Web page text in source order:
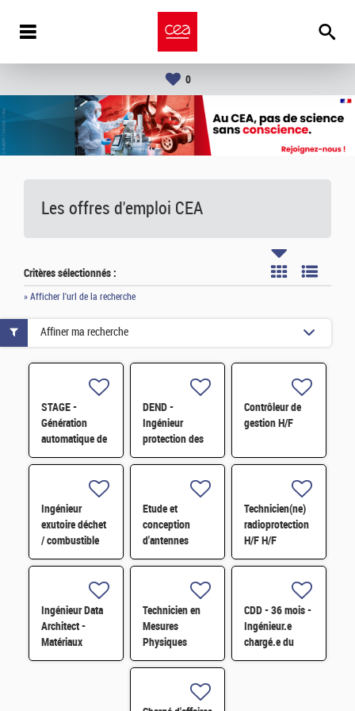
0
Les offres d'emploi CEA
Critères sélectionnés :
» Afficher l'url de la recherche
STAGE -
Génération
automatique de
microstructures
DEND -
Ingénieur
protection des
installations
malveillance H/F
Contrôleur de
gestion H/F
Ingénieur
exutoire déchet
/ combustible
H/F
Etude et
conception
d'antennes
millimétriques
Technicien(ne)
radioprotection
H/F H/F
Ingénieur Data
Architect -
Matériaux
Nucléaires -
Technicien en
Mesures
Physiques
CDD - 36 mois -
Ingénieur.e
chargé.e du
suivi des études
Affiner ma recherche